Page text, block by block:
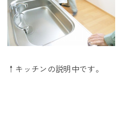
↑キッチンの説明中です。